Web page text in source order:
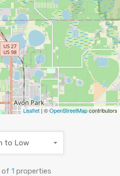
Leaflet| ©OpenStreetMapcontributors
of 1 properties
to Low